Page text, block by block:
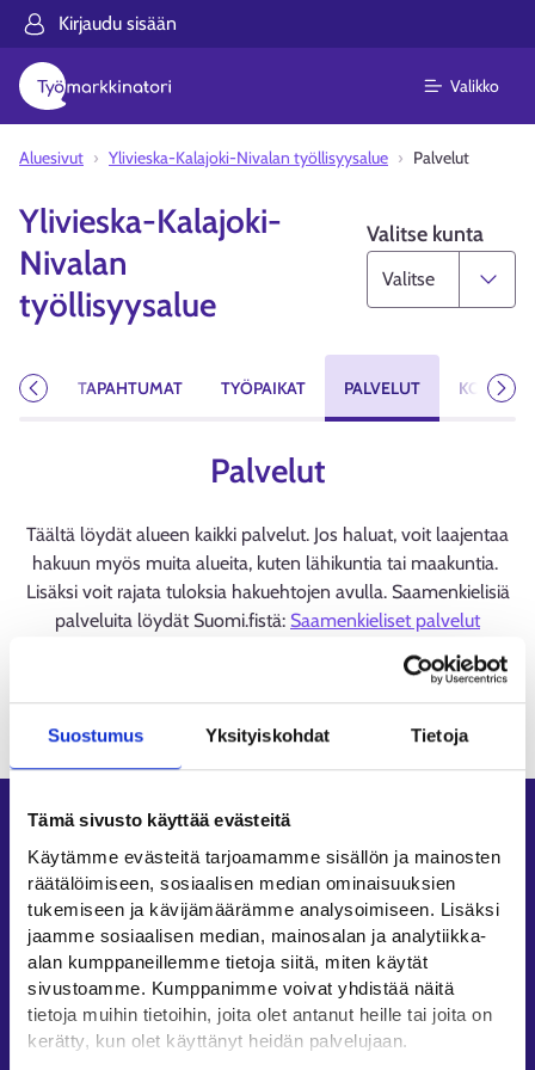
Suostumus Yksityiskohdat Tietoja
Tämä sivusto käyttää evästeitä
Käytämme evästeitä tarjoamamme sisällön ja mainosten
räätälöimiseen, sosiaalisen median ominaisuuksien
tukemiseen ja kävijämäärämme analysoimiseen. Lisäksi
jaamme sosiaalisen median, mainosalan ja analytiikka-
alan kumppaneillemme tietoja siitä, miten käytät
sivustoamme. Kumppanimme voivat yhdistää näitä
tietoja muihin tietoihin, joita olet antanut heille tai joita on
kerätty, kun olet käyttänyt heidän palvelujaan.
Kirjaudu sisään
Valikko
Aluesivut Ylivieska-Kalajoki-Nivalan työllisyysalue Palvelut
Ylivieska-Kalajoki-
Nivalan
työllisyysalue
Valitse kunta
TAPAHTUMAT TYÖPAIKAT PALVELUT
Edellinen
Palvelut
Täältä löydät alueen kaikki palvelut. Jos haluat, voit laajentaa
hakuun myös muita alueita, kuten lähikuntia tai maakuntia.
Lisäksi voit rajata tuloksia hakuehtojen avulla. Saamenkielisiä
palveluita löydät Suomi.fistä: Saamenkieliset palvelut
Oikopolut
Asiointi
Oma työpolku
Työnhakuprofiili
Avoimet työpaikat
Tietoa muilla kielillä